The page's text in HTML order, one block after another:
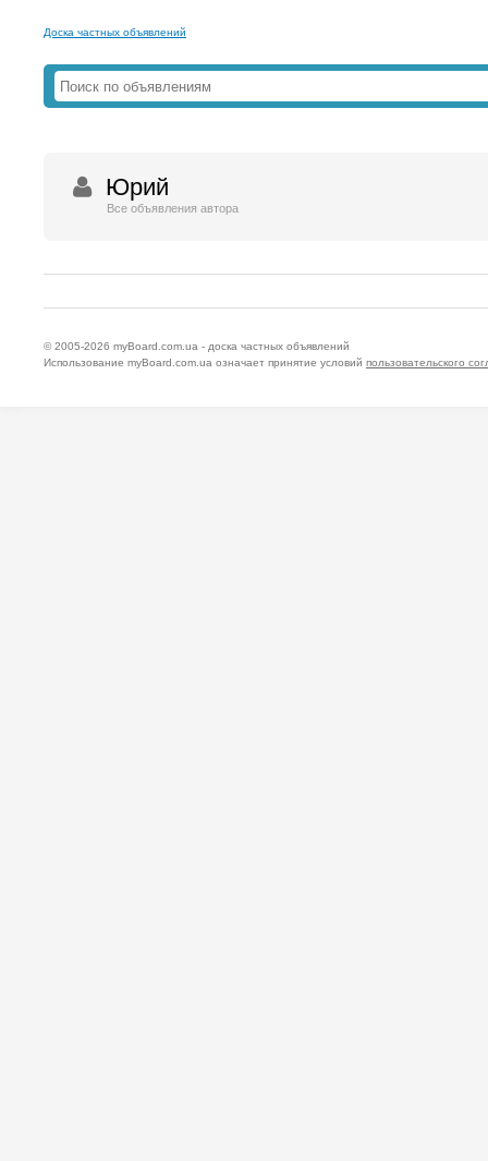
Доска частных объявлений
Юрий
Все объявления автора
© 2005-2026 myBoard.com.ua - доска частных объявлений
Использование myBoard.com.ua означает принятие условий пользовательского